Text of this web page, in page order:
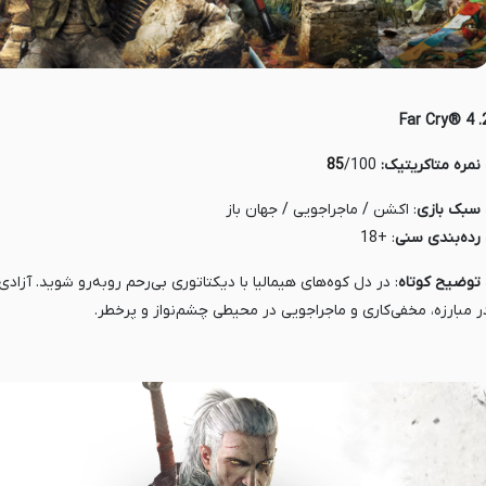
2.
نمره متاکریتیک: 85/100
سبک بازی: اکشن / ماجراجویی / جهان باز
رده‌بندی سنی: +18
توضیح کوتاه: در دل کوه‌های هیمالیا با دیکتاتوری بی‌رحم روبه‌رو شوید.
مبارزه، مخفی‌کاری و ماجراجویی در محیطی چشم‌نواز و پرخطر.